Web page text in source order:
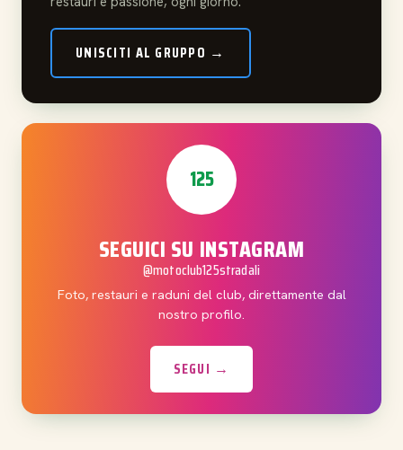
UNISCITI AL GRUPPO →
125
SEGUICI SU INSTAGRAM
@motoclub125stradali
Foto, restauri e raduni del club, direttamente dal
nostro profilo.
SEGUI →